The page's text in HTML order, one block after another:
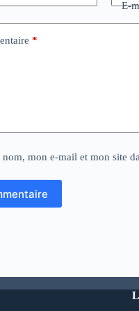
E-
*
mon e-mail et mon site